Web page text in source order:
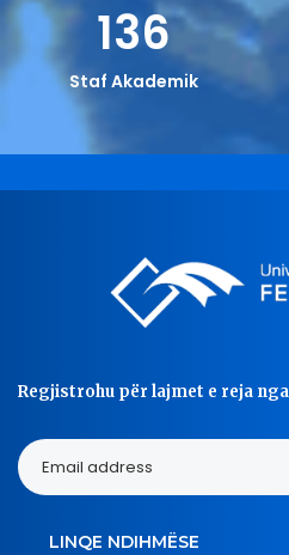
Bursa
Data e publikimit: 08/07/
136
Staf Akademik
Regjistrohu për lajmet e reja
LINQE NDIHMËSE